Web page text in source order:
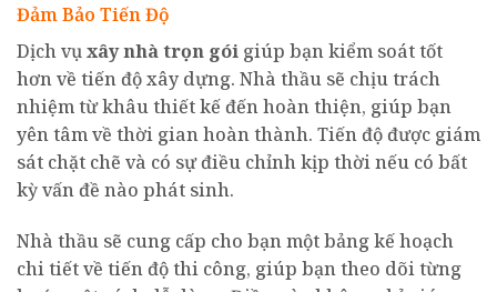
Đảm Bảo Tiến Độ
Dịch vụxây nhà trọn gói giúp bạn kiểm soát tốt
hơn về tiến độ xây dựng. Nhà thầu sẽ chịu trách
nhiệm từ khâu thiết kế đến hoàn thiện, giúp bạn
yên tâm về thời gian hoàn thành. Tiến độ được giám
sát chặt chẽ và có sự điều chỉnh kịp thời nếu có bất
kỳ vấn đề nào phát sinh.
Nhà thầu sẽ cung cấp cho bạn một bảng kế hoạch
chi tiết về tiến độ thi công, giúp bạn theo dõi từng